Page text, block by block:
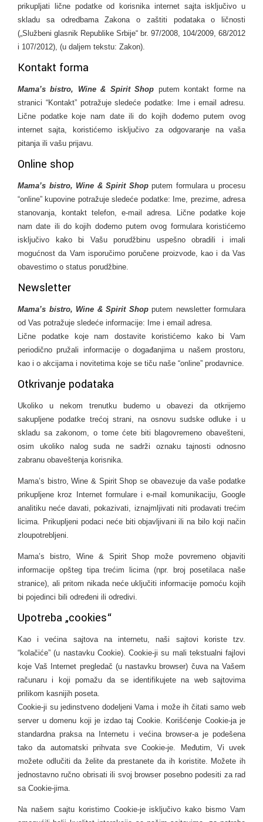
prikupljati lične podatke od korisnika internet sajta isključivo u
skladu sa odredbama Zakona o zaštiti podataka o ličnosti
(„Službeni glasnik Republike Srbije“ br. 97/2008, 104/2009, 68/2012
i 107/2012), (u daljem tekstu: Zakon).
Kontakt forma
Mama’s bistro, Wine & Spirit Shop putem kontakt forme na
stranici “Kontakt” potražuje sledeće podatke: Ime i email adresu.
Lične podatke koje nam date ili do kojih dođemo putem ovog
internet sajta, koristićemo isključivo za odgovaranje na vaša
pitanja ili vašu prijavu.
Online shop
Mama’s bistro, Wine & Spirit Shopputem formulara u procesu
“online” kupovine potražuje sledeće podatke: Ime, prezime, adresa
stanovanja, kontakt telefon, e-mail adresa. Lične podatke koje
nam date ili do kojih dođemo putem ovog formulara koristićemo
isključivo kako bi Vašu porudžbinu uspešno obradili i imali
mogućnost da Vam isporučimo poručene proizvode, kao i da Vas
obavestimo o status porudžbine.
Newsletter
Mama’s bistro, Wine & Spirit Shopputem newsletter formulara
od Vas potražuje sledeće informacije: Ime i email adresa.
Lične podatke koje nam dostavite koristićemo kako bi Vam
periodično pružali informacije o događanjima u našem prostoru,
kao i o akcijama i novitetima koje se tiču naše “online” prodavnice.
Otkrivanje podataka
Ukoliko u nekom trenutku budemo u obavezi da otkrijemo
sakupljene podatke trećoj strani, na osnovu sudske odluke i u
skladu sa zakonom, o tome ćete biti blagovremeno obavešteni,
osim ukoliko nalog suda ne sadrži oznaku tajnosti odnosno
zabranu obaveštenja korisnika.
Mama’s bistro, Wine & Spirit Shop se obavezuje da vaše podatke
prikupljene kroz Internet formulare i e-mail komunikaciju, Google
analitiku neće davati, pokazivati, iznajmljivati niti prodavati trećim
licima. Prikupljeni podaci neće biti objavljivani ili na bilo koji način
zloupotrebljeni.
Mama’s bistro, Wine & Spirit Shop može povremeno objaviti
informacije opšteg tipa trećim licima (npr. broj posetilaca naše
stranice), ali pritom nikada neće uključiti informacije pomoću kojih
bi pojedinci bili određeni ili odredivi.
Upotreba „cookies“
Kao i većina sajtova na internetu, naši sajtovi koriste tzv.
“kolačiće” (u nastavku Cookie). Cookie-ji su mali tekstualni fajlovi
koje Vaš Internet pregledač (u nastavku browser) čuva na Vašem
računaru i koji pomažu da se identifikujete na web sajtovima
prilikom kasnijih poseta.
Cookie-ji su jedinstveno dodeljeni Vama i može ih čitati samo web
server u domenu koji je izdao taj Cookie. Korišćenje Cookie-ja je
standardna praksa na Internetu i većina browser-a je podešena
tako da automatski prihvata sve Cookie-je. Međutim, Vi uvek
možete odlučiti da želite da prestanete da ih koristite. Možete ih
jednostavno ručno obrisati ili svoj browser posebno podesiti za rad
sa Cookie-jima.
Na našem sajtu koristimo Cookie-je isključivo kako bismo Vam